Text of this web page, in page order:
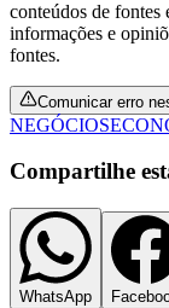
conteúdos de fontes
informações e
fontes.
Comunicar erro
NEGÓCIOS
Compartilhe
WhatsApp